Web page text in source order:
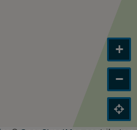
+
−